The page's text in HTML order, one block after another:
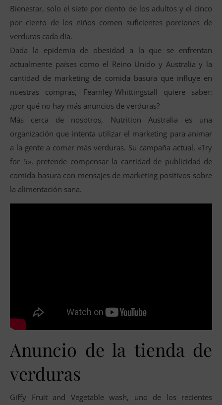
Bienestar, solo el siete por ciento de los adultos y el cinco
por ciento de los niños comen suficientes porciones de
verduras cada día.
Dada la epidemia de obesidad a la que se enfrentan
actualmente países como el Reino Unido y Australia y la
cantidad de marketing de comida basura que influye en
nuestras compras, Fearnley-Whittingstall quiere saber:
¿por qué no hay más anuncios de verduras?
Más cerca de nosotros, Nutrition Australia es una
organización que intenta utilizar el marketing para animar
a la gente a comer más verduras. Su campaña actual, «Try
for 5», pretende compensar la cantidad de publicidad de
comida basura con mensajes de marketing positivos sobre
la alimentación sana.
Anuncio de la tienda de
verduras
Giffy Fruit and Vegetable wash, uno de los recientes